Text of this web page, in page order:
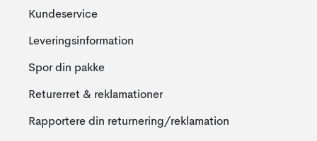
Kundeservice
Leveringsinformation
Spor din pakke
Returerret & reklamationer
Rapportere din returnering/reklamation